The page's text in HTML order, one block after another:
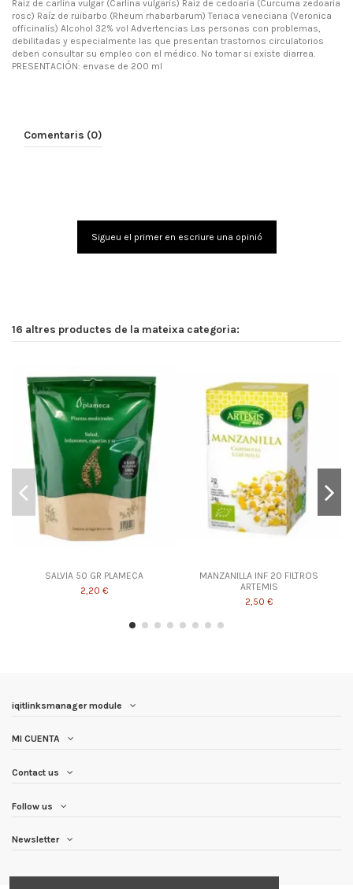
Raíz de carlina vulgar (Carlina vulgaris) Raíz de cedoaria (Curcuma zedoaria
rosc) Raíz de ruibarbo (Rheum rhabarbarum) Teriaca veneciana (Veronica
officinalis) Alcohol 32% vol Advertencias Las personas con problemas,
debilitadas y especialmente las que presentan trastornos circulatorios
deben consultar su empleo con el médico. No tomar si existe diarrea.
PRESENTACIÓN: envase de 200 ml
Comentaris (0)
Sigueu el primer en escriure una opinió
16 altres productes de la mateixa categoria:
SALVIA 50 GR PLAMECA
2,20 €
MANZANILLA INF 20 FILTROS
ARTEMIS
2,50 €
iqitlinksmanager module
MI CUENTA
Contact us
Follow us
Newsletter